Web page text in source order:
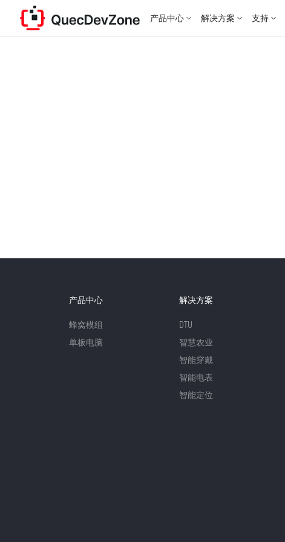
产品中心 解决方案 支持
产品中心
蜂窝模组
单板电脑
解决方案
DTU
智慧农业
智能穿戴
智能电表
智能定位